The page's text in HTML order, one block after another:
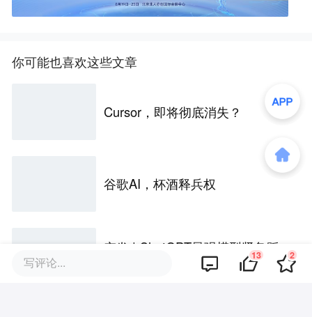
你可能也喜欢这些文章
Cursor，即将彻底消失？
谷歌AI，杯酒释兵权
突发 | ChatGPT最强模型紧急踩
刹车，奥特曼：你（Astra）吓到
写评论... 13 2